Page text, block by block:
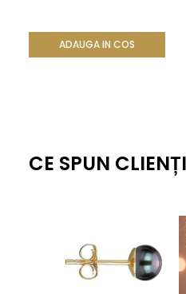
ADAUGA IN COS
CE SPUN